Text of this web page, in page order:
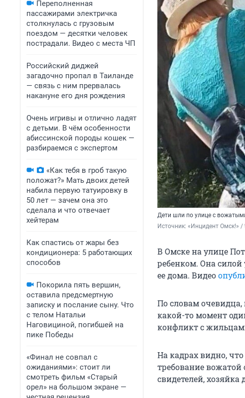
Переполненная
пассажирами электричка
столкнулась с грузовым
поездом — десятки человек
пострадали. Видео с места ЧП
Российский диджей
загадочно пропал в Таиланде
— связь с ним прервалась
накануне его дня рождения
Очень игривы и отлично ладят
с детьми. В чём особенности
абиссинской породы кошек —
разбираемся с экспертом
«Как тебя в гроб такую
положат?» Мать двоих детей
набила первую татуировку в
50 лет — зачем она это
сделала и что отвечает
хейтерам
Как спастись от жары без
кондиционера: 5 работающих
способов
Покорила пять вершин,
оставила предсмертную
записку и послание сыну. Что
с телом Натальи
Наговициной, погибшей на
пике Победы
«Финал не совпал с
ожиданиями»: стоит ли
смотреть фильм «Старый
орел» на большом экране —
Дети шли по улице с
Источник: «Инцидент Омск!» /
В Омске на улице
ребенком. Она силой
ее дома. Видео
По словам очевидца,
какой-то момент
конфликт с
На кадрах видно,
требование вожатой
свидетелей,